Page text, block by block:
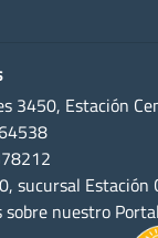
3450, Estación
sucursal Estación
sobre nuestro Portal